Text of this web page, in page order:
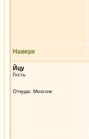
Наверх
Йцу
Гость
Откуда: Moscow